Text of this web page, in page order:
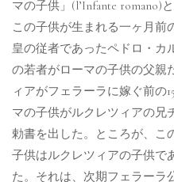
マの子供」(l’Infante romano)
この子供が生まれる一ヶ月前
皇の従者であったペドロ・カ
の若者がローマの子供の父親
ィアがフェラーラに嫁ぐ前の
マの子供がルクレツィアの兄
勅書を出した。ところが、こ
子供はルクレツィアの子供で
た。それは、次期フェラーラ